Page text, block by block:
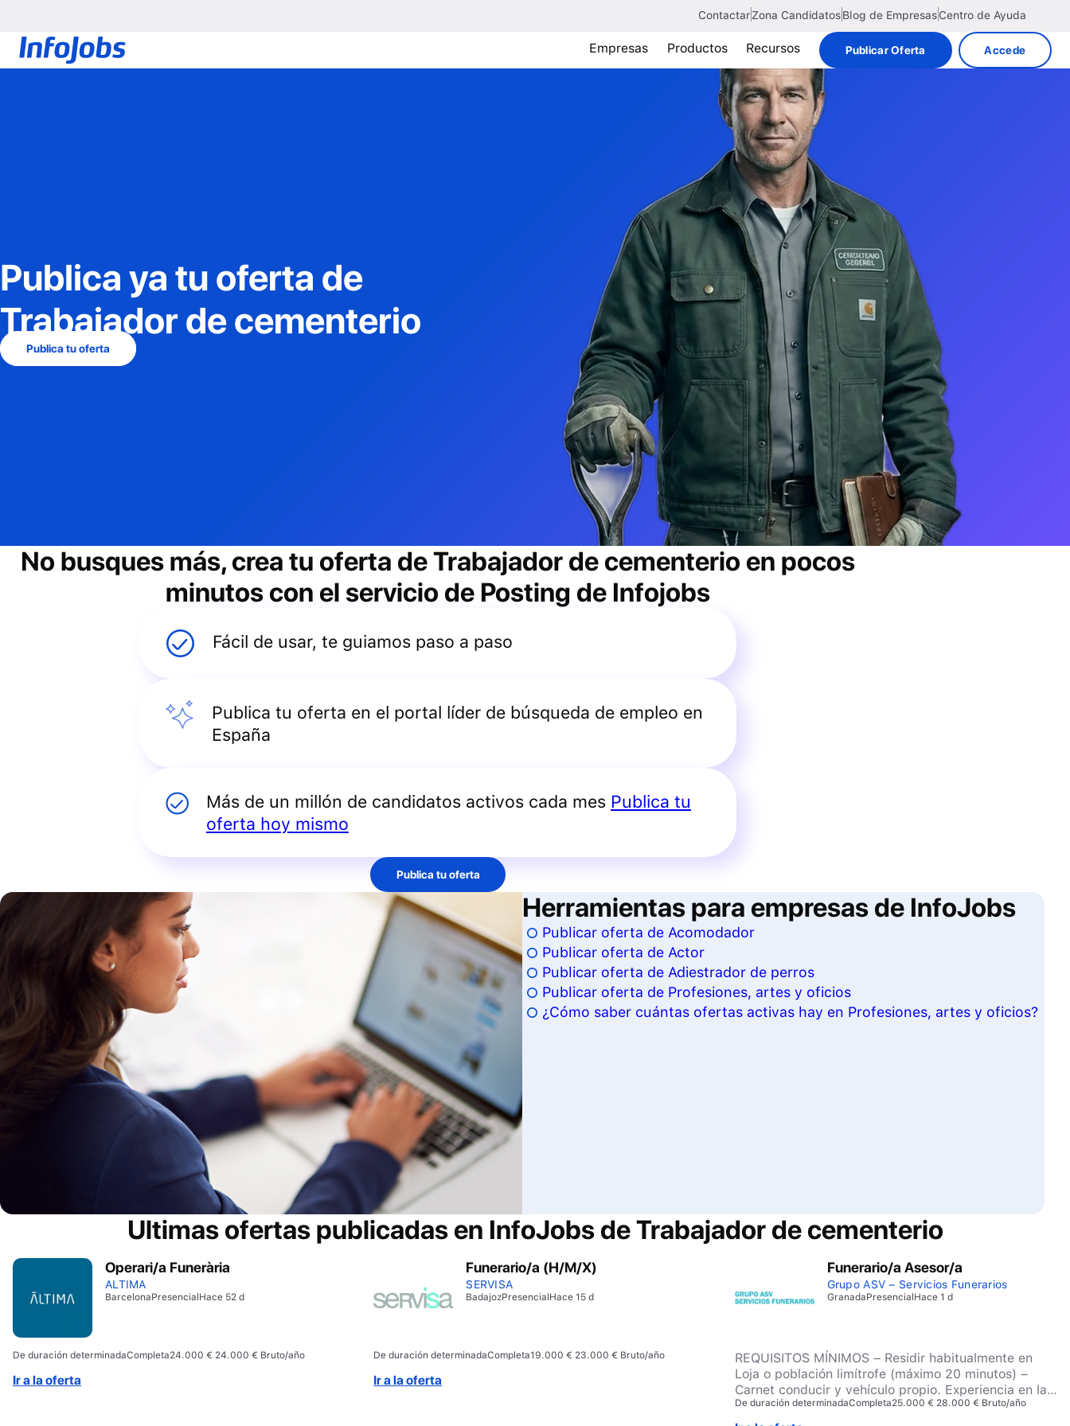
ContactarZona CandidatosBlog de EmpresasCentro de Ayuda
Empresas Productos Recursos Publicar Oferta Accede
Publica ya tu oferta de
Trabajador de cementerio
Publica tu oferta
No busques más, crea tu oferta deTrabajador de cementerio en pocos
minutos con el servicio de Posting de Infojobs
Fácil de usar, te guiamos paso a paso
Publica tu oferta en el portal líder de búsqueda de empleo en
España
Más de un millón de candidatos activos cada mes Publica tu
oferta hoy mismo
Publica tu oferta
Herramientas para empresas de InfoJobs
Publicar oferta de Acomodador
Publicar oferta de Actor
Publicar oferta de Adiestrador de perros
Publicar oferta de Profesiones, artes y oficios
¿Cómo saber cuántas ofertas activas hay en Profesiones, artes y oficios?
Ultimas ofertas publicadas en InfoJobs deTrabajador de cementerio
Operari/a Funerària
ALTIMA
BarcelonaPresencialHace 52 d
De duración determinadaCompleta24.000 € 24.000 € Bruto/año
Ir a la oferta
Funerario/a (H/M/X)
SERVISA
BadajozPresencialHace 15 d
De duración determinadaCompleta19.000 € 23.000 € Bruto/año
Ir a la oferta
Funerario/a Asesor/a
Grupo ASV – Servicios Funerarios
GranadaPresencialHace 1 d
REQUISITOS MÍNIMOS – Residir habitualmente en
Loja o población limítrofe (máximo 20 minutos) –
Carnet conducir y vehículo propio. Experiencia en la
conducción. – Experiencia COMERCIAL probada en el
Sector Funerario u otros, mínima 1 año. – Experiencia
De duración determinadaCompleta25.000 € 28.000 € Bruto/año